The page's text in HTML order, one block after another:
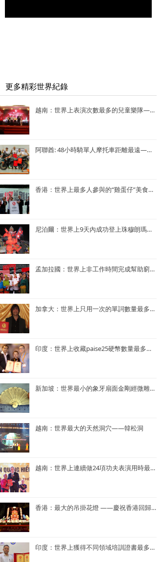
越南：世界上表演次數最多的兒童樂隊——Vo Thanh Trang School Marching Band
阿聯酋: 48小時騎單人摩托車距離最遠—— Lotfi Hamrouni
香港：世界上最多人參與的“雞蛋仔”美食活動——謝霆鋒陳奕迅香港“雞蛋仔”美食活動
尼泊爾：世界上9天內成功登上珠穆朗瑪峰次數最多—— Kame Sherpa
孟加拉國：世界上非工作時間完成幫助窮人的項目最多的央行行長——孟加拉央行行長Atiur Rahman博士
加拿大：世界上只用一次的單詞數量最多的小說——《Je ne le repeterai pas》
印度：世界上收藏paise25硬幣數量最多的人—— Mr. Rahul G. Keshwani
新加坡：世界最小的象牙扇面金剛經微雕——董重慶收藏的象牙扇面金剛經微雕
越南：世界最大的天然洞穴——韓松洞
越南：世界上連續做24項功夫表演用時最短——NGUYEN QUANG HIEN
香港：最大的吊掛花燈 ——慶祝香港回歸25周年花燈
印度：世界上獲得不同領域培訓證書最多——Dr. Navneet Kumar
更多精彩世界紀錄